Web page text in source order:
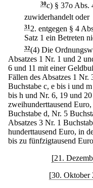
30c) § 37o Abs.
zuwiderhandelt oder
312. entgegen § 4
Satz 1 ein Betreten
32(4) Die
Absatzes 1 Nr. 1 und 2
6 und 11 mit einer
Fällen des Absatzes 1 Nr.
Buchstabe c, e bis i und
bis h und Nr. 6, 19 und
zweihunderttausend
Buchstabe d, Nr. 5
Absatzes 3 Nr. 1
hunderttausend Euro, in
bis zu fünfzigtausend
[21.
[30. Oktober